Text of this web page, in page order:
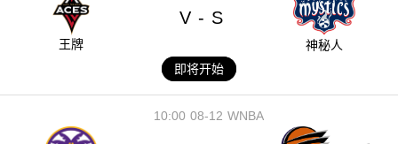
王牌
V - S
神秘人
即将开始
08-12
10:00 WNBA